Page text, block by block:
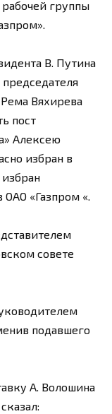
группы
В. Путина
Вяхирева
пост
Алексею
избран в
«Газпром «.
совете
подавшего
А. Волошина